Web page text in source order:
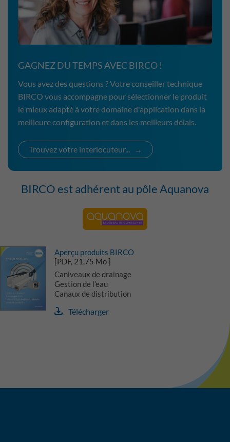
GAGNEZ DU TEMPS AVEC BIRCO !
Vous avez des questions ? Votre conseiller technique
BIRCO vous accompagne pour sélectionner le produit
le mieux adapté à votre domaine d'application dans la
meilleure configuration et dans les meilleurs délais.
Trouvez votre interlocuteur...
BIRCO est adhérent au pôle Aquanova
Aperçu produits BIRCO
[PDF, 21,75 Mo ]
Caniveaux de drainage
Gestion de l'eau
Canaux de distribution
Télécharger